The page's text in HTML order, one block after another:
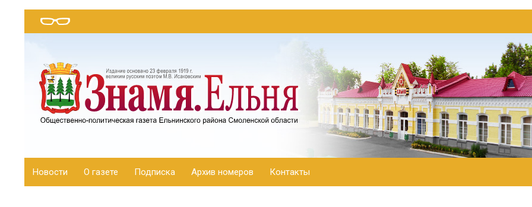
Новости О газете Подписка Архив номеров Контакты